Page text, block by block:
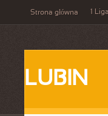
Strona główna 1 Liga
LUBIN